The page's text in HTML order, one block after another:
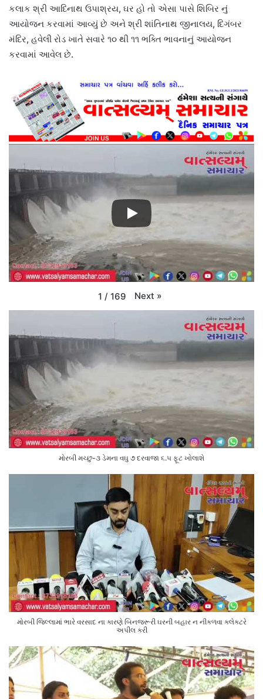
કલાક શ્રી આદિનાથ ઉપાશ્રય, ઘર હો તો એસા પાસે શિબિર નું
આયોજન કરવામાં આવ્યું છે અને શ્રી શાંતિનાથ જીનાલય, દિગંબર
મંદિર, હવેલી રોડ ખાતે સવારે ૧૦ થી ૧૧ ભક્તિ ભાવનાનું આયોજન
કરવામાં આવેલ છે.
1 / 169 Next »
મોરબી મચ્છુ-૩ ડેમના વઘુ ૭ દરવાજા ૬.૫ ફૂટ ખોલાશે
મોરબી જિલ્લામાં ભારે વરસાદ ના કારણે બિનજરૂરી ઘરની બહાર ન નીકળવા કલેક્ટરે
અપીલ કરી